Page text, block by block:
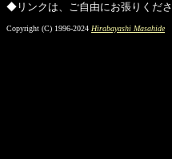
◆リンクは、ご自由にお張りくださ
Copyright (C) 1996-2024 Hirabayashi Masahide